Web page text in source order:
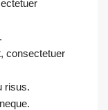
consectetuer
risus.